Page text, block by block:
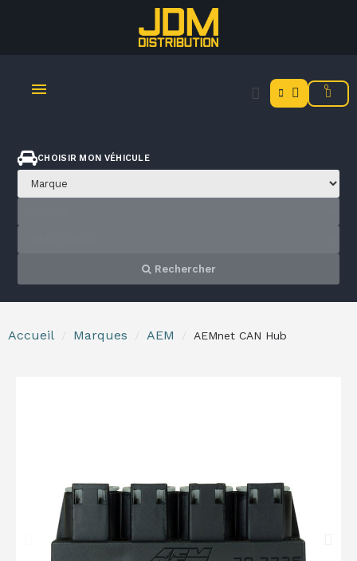
CHOISIR MON VÉHICULE
Rechercher
Accueil Marques AEM AEMnet CAN Hub